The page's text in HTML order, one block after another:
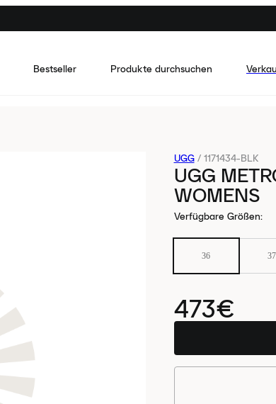
Bestseller Produkte durchsuchen
UGG / 1171434-BLK
UGG
WOMENS
Verfügbare Größen:
36 37
473€